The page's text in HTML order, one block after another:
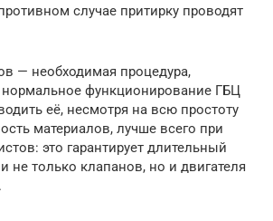
случае притирку проводят
— необходимая процедура,
функционирование ГБЦ
её, несмотря на всю простоту
материалов, лучше всего при
это гарантирует длительный
не только клапанов, но и двигателя